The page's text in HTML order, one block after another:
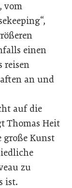
vom
einen
reisen
an und
auf die
Thomas Heit
große Kunst
zu
ist.